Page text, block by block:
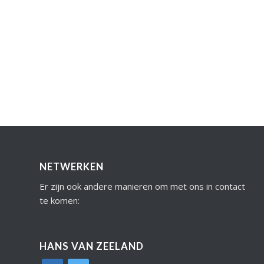
NETWERKEN
Er zijn ook andere manieren om met ons in contact
te komen:
HANS VAN ZEELAND